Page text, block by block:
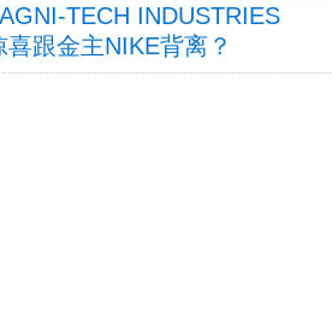
TECH INDUSTRIES
跟金主NIKE背离？